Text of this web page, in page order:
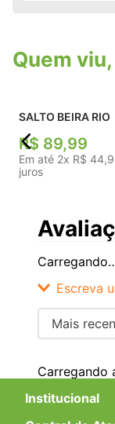
Quem
SALTO BEIRA RIO
R$ 89,99
x R$ 44
juros
Carregando…